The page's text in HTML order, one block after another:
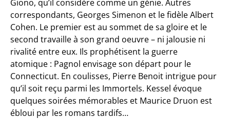
Giono, qu’il considère comme un génie. Autres
correspondants, Georges Simenon et le fidèle Albert
Cohen. Le premier est au sommet de sa gloire et le
second travaille à son grand oeuvre – ni jalousie ni
rivalité entre eux. Ils prophétisent la guerre
atomique : Pagnol envisage son départ pour le
Connecticut. En coulisses, Pierre Benoit intrigue pour
qu’il soit reçu parmi les Immortels. Kessel évoque
quelques soirées mémorables et Maurice Druon est
ébloui par les romans tardifs…